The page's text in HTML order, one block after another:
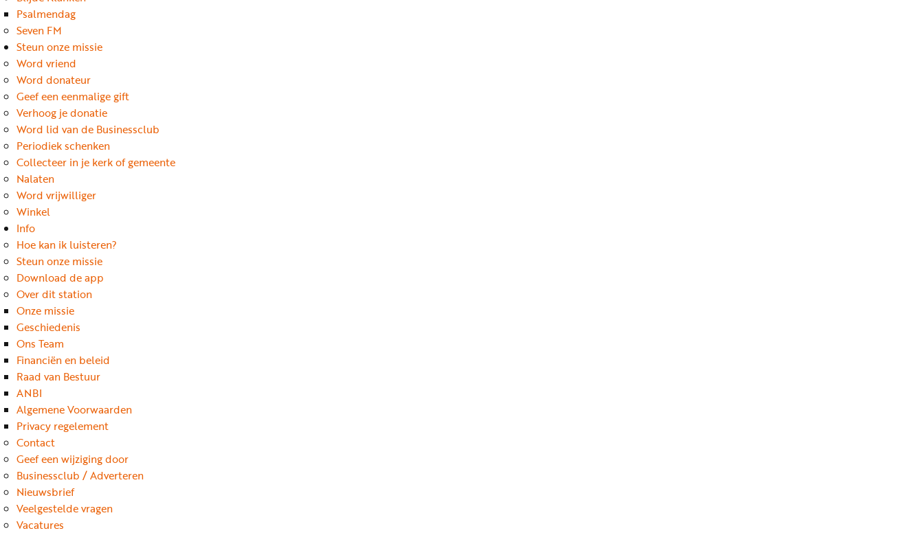
Psalmendag
Seven FM
Steun onze missie
Word vriend
Word donateur
Geef een eenmalige gift
Verhoog je donatie
Word lid van de Businessclub
Periodiek schenken
Collecteer in je kerk of gemeente
Nalaten
Word vrijwilliger
Winkel
Info
Hoe kan ik luisteren?
Steun onze missie
Download de app
Over dit station
Onze missie
Geschiedenis
Ons Team
Financiën en beleid
Raad van Bestuur
ANBI
Algemene Voorwaarden
Privacy regelement
Contact
Geef een wijziging door
Businessclub / Adverteren
Nieuwsbrief
Veelgestelde vragen
Vacatures
nu
vriend
Businessclub
Adverteren
Winkel
Privacy
reglement
Algemene
voorwaarden